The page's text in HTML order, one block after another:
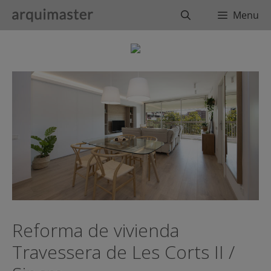
BuscarMenu
Reforma de vivienda
Travessera de Les Corts II /